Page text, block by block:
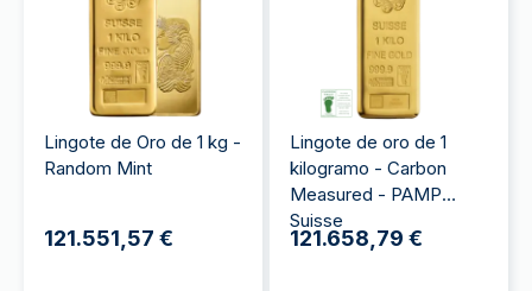
Lingote de Oro de 1 kg -
Random Mint
121.551,57 €
Lingote de oro de 1
kilogramo - Carbon
Measured - PAMP
Suisse
121.658,79 €